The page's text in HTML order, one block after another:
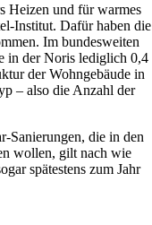
Heizen und für warmes
Institut. Dafür haben die
Im bundesweiten
in der Noris lediglich 0,4
der Wohngebäude in
– also die Anzahl der
Sanierungen, die in den
wollen, gilt nach wie
spätestens zum Jahr